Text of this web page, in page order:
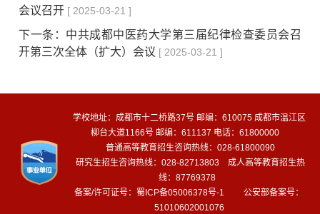
会议召开 [ 2025-03-21 ]
下一条： 中共成都中医药大学第三届纪律检查委员会召
开第三次全体（扩大）会议 [ 2025-03-21 ]
学校地址：成都市十二桥路37号 邮编：610075 成都市温江区
柳台大道1166号 邮编：611137 电话：61800000
普通高等教育招生咨询热线：028-61800090
研究生招生咨询热线：028-82713803 成人高等教育招生热
线：87769378
备案/许可证号：蜀ICP备05006378号-1
公安部备案号：
51010602001076